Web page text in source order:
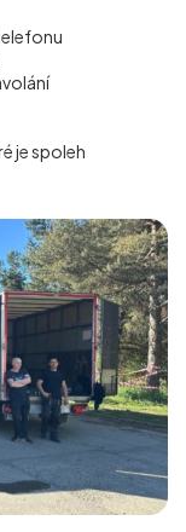
je spoleh